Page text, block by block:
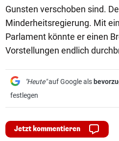
Gunsten verschoben sind.
Minderheitsregierung. Mit
Parlament könnte er einen
Vorstellungen endlich
"Heute"auf Google als
festlegen
Jetzt kommentieren